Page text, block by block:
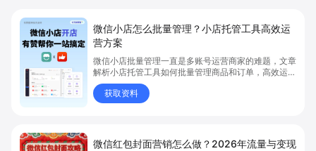
微信小店怎么批量管理？小店托管工具高效运
营方案
微信小店批量管理一直是多账号运营商家的难题，文章
解析小店托管工具如何批量管理商品和订单，高效运营
多账号微信小店。通过智能同步、AI运营托管和丰富营
销玩法，全面提升门店管理效率。点击了解微信小店批
量管理、高效托管的实用方案！
获取资料
微信红包封面营销怎么做？2026年流量与变现